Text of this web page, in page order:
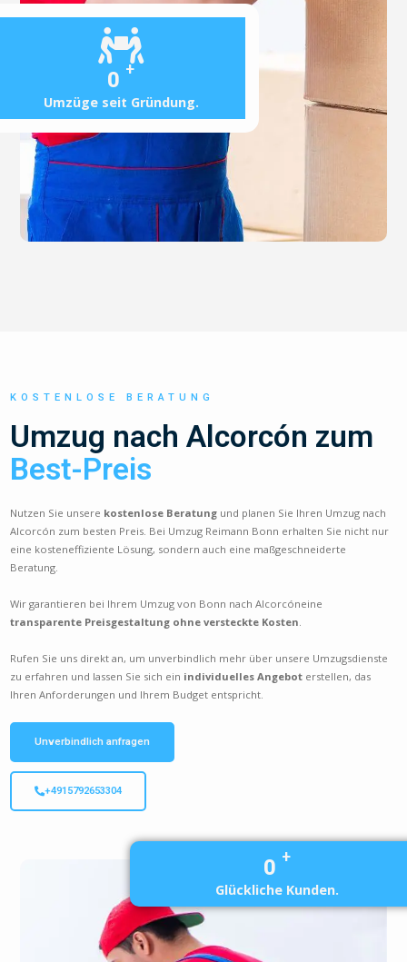
0 +
Umzüge seit Gründung.
KOSTENLOSE BERATUNG
Umzug nach Alcorcón zum
Best-Preis
Nutzen Sie unsere kostenlose Beratung und planen Sie Ihren Umzug nach
Alcorcón zum besten Preis. Bei Umzug Reimann Bonn erhalten Sie nicht nur
eine kosteneffiziente Lösung, sondern auch eine maßgeschneiderte
Beratung.
Wir garantieren bei Ihrem Umzug von Bonn nach Alcorcóneine
transparente Preisgestaltung ohne versteckte Kosten
Rufen Sie uns direkt an, um unverbindlich mehr über unsere Umzugsdienste
zu erfahren und lassen Sie sich ein individuelles Angebot erstellen, das
Ihren Anforderungen und Ihrem Budget entspricht.
Unverbindlich anfragen
+4915792653304
0 +
Glückliche Kunden.